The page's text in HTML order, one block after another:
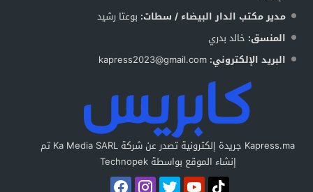
مدير مكتب الدار البيضاء / سطات: بوعتا رشيد
المنسق: خالد بدري
البريد الإلكتروني: kapress2023@gmail.com
Kapress.ma جريدة إلكترونية تصدر عن شركة Ka Media SARL تم
إنشاء الموقع بواسطة Technopek